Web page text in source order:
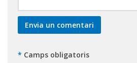
* Camps obligatoris